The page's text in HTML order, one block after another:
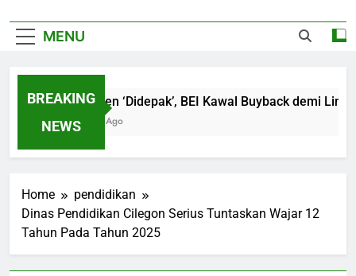
MENU
BREAKING
NEWS
18 Emiten ‘Didepak’, BEI Kawal Buyback demi
4 Months Ago
Home
pendidikan
Dinas Pendidikan Cilegon Serius Tuntaskan Wajar 12
Tahun Pada Tahun 2025